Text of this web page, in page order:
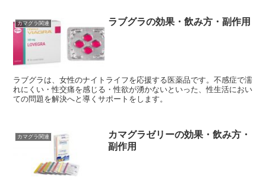
カマグラ関連 ラブグラの効果・飲み方・副作用
ラブグラは、女性のナイトライフを応援する医薬品です。不感症で濡
れにくい・性交痛を感じる・性欲が湧かないといった、性生活におい
ての問題を解決へと導くサポートをします。
カマグラ関連
カマグラゼリーの効果・飲み方・
副作用